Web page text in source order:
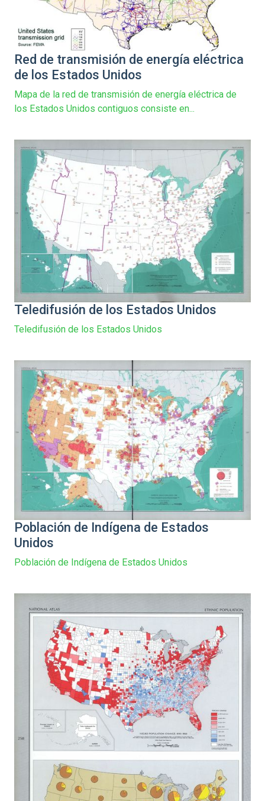
Red de transmisión de energía eléctrica
de los Estados Unidos
Mapa de la red de transmisión de energía eléctrica de
los Estados Unidos contiguos consiste en...
Teledifusión de los Estados Unidos
Teledifusión de los Estados Unidos
Población de Indígena de Estados
Unidos
Población de Indígena de Estados Unidos